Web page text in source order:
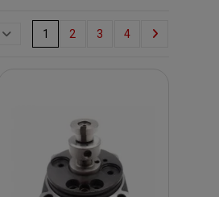
1 2 3 4